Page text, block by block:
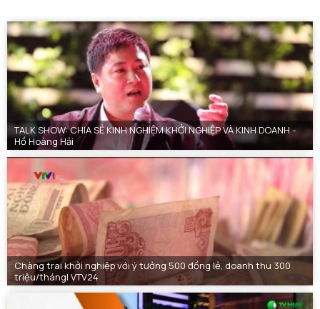
TALK SHOW: CHIA SẺ KINH NGHIỆM KHỞI NGHIỆP VÀ KINH DOANH -
Hồ Hoàng Hải
Chàng trai khởi nghiệp với ý tưởng 500 đồng lẻ, doanh thu 300
triệu/tháng| VTV24